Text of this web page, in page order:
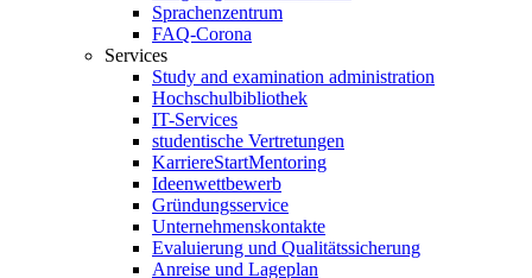
Sprachenzentrum
FAQ-Corona
Services
Study and examination administration
Hochschulbibliothek
IT-Services
studentische Vertretungen
KarriereStartMentoring
Ideenwettbewerb
Gründungsservice
Unternehmenskontakte
Evaluierung und Qualitätssicherung
Anreise und Lageplan